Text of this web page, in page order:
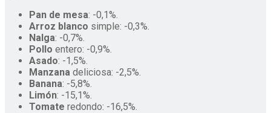
Pan de mesa: -0,1%.
Arroz blanco simple: -0,3%.
Nalga: -0,7%.
Pollo entero: -0,9%.
Asado: -1,5%.
Manzana deliciosa: -2,5%.
Banana: -5,8%.
Limón: -15,1%.
Tomate redondo: -16,5%.